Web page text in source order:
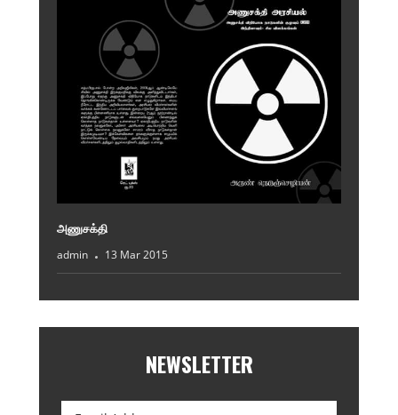
அணுசக்தி
admin 13 Mar 2015
NEWSLETTER